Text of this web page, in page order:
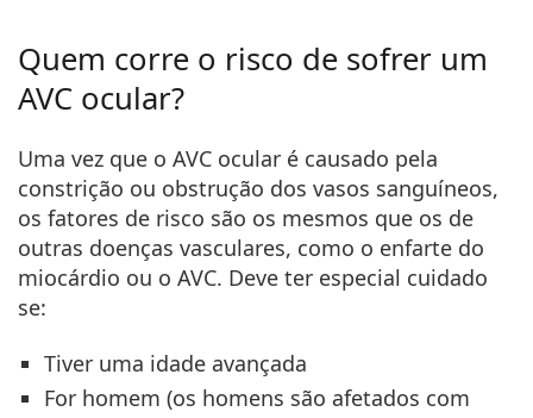
Quem corre o risco de sofrer um
AVC ocular?
Uma vez que o AVC ocular é causado pela
constrição ou obstrução dos vasos sanguíneos,
os fatores de risco são os mesmos que os de
outras doenças vasculares, como o enfarte do
miocárdio ou o AVC. Deve ter especial cuidado
se:
Tiver uma idade avançada
For homem (os homens são afetados com